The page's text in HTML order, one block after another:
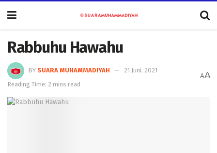
Rabbuhu Hawahu
BY SUARA MUHAMMADIYAH
21 Juni, 2021
Reading Time: 2 mins read
AA